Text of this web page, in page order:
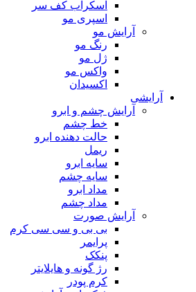
اسکراب کف سر
اسپری مو
آرایش مو
رنگ مو
ژل مو
واکس مو
اکسیدان
آرایشی
آرایش چشم و ابرو
خط چشم
حالت دهنده ابرو
ریمل
سایه ابرو
سایه چشم
مداد ابرو
مداد چشم
آرایش صورت
بی بی و سی سی کرم
پرایمر
پنکک
رژ گونه و هایلایتر
کرم پودر